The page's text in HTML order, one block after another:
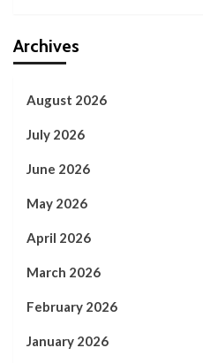
Archives
August 2026
July 2026
June 2026
May 2026
April 2026
March 2026
February 2026
January 2026